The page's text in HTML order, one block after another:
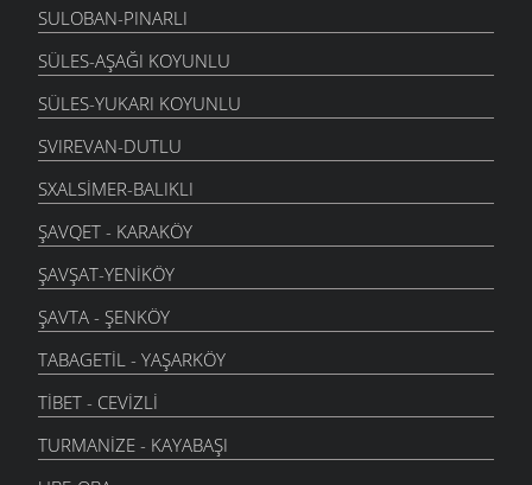
SULOBAN-PINARLI
SÜLES-AŞAĞI KOYUNLU
SÜLES-YUKARI KOYUNLU
SVIREVAN-DUTLU
SXALSIMER-BALIKLI
ŞAVQET - KARAKÖY
ŞAVŞAT-YENIKÖY
ŞAVTA - ŞENKÖY
TABAGETIL - YAŞARKÖY
TIBET - CEVIZLI
TURMANIZE - KAYABAŞI